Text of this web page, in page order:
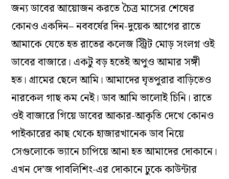
জন্য ডাবের আয়োজন করতে চৈত্র মাসের শেষের
কোনও একদিন– নববর্ষের দিন-দুয়েক আগের রাতে
আমাকে যেতে হত রাতের কলেজ স্ট্রিট মোড় সংলগ্ন ওই
ডাবের বাজারে। একটু বড় হতেই অপুও আমার সঙ্গী
হত। গ্রামের ছেলে আমি। আমাদের ঘৃতপুরার বাড়িতেও
নারকেল গাছ কম নেই। ডাব আমি ভালোই চিনি। রাতে
ওই বাজারে গিয়ে ডাবের আকার-আকৃতি দেখে কোনও
পাইকারের কাছ থেকে হাজারখানেক ডাব নিয়ে
সেগুলোকে ভ্যানে চাপিয়ে আনা হত আমাদের দোকানে।
এখন দে’জ পাবলিশিং-এর দোকানে ঢুকে কাউন্টার